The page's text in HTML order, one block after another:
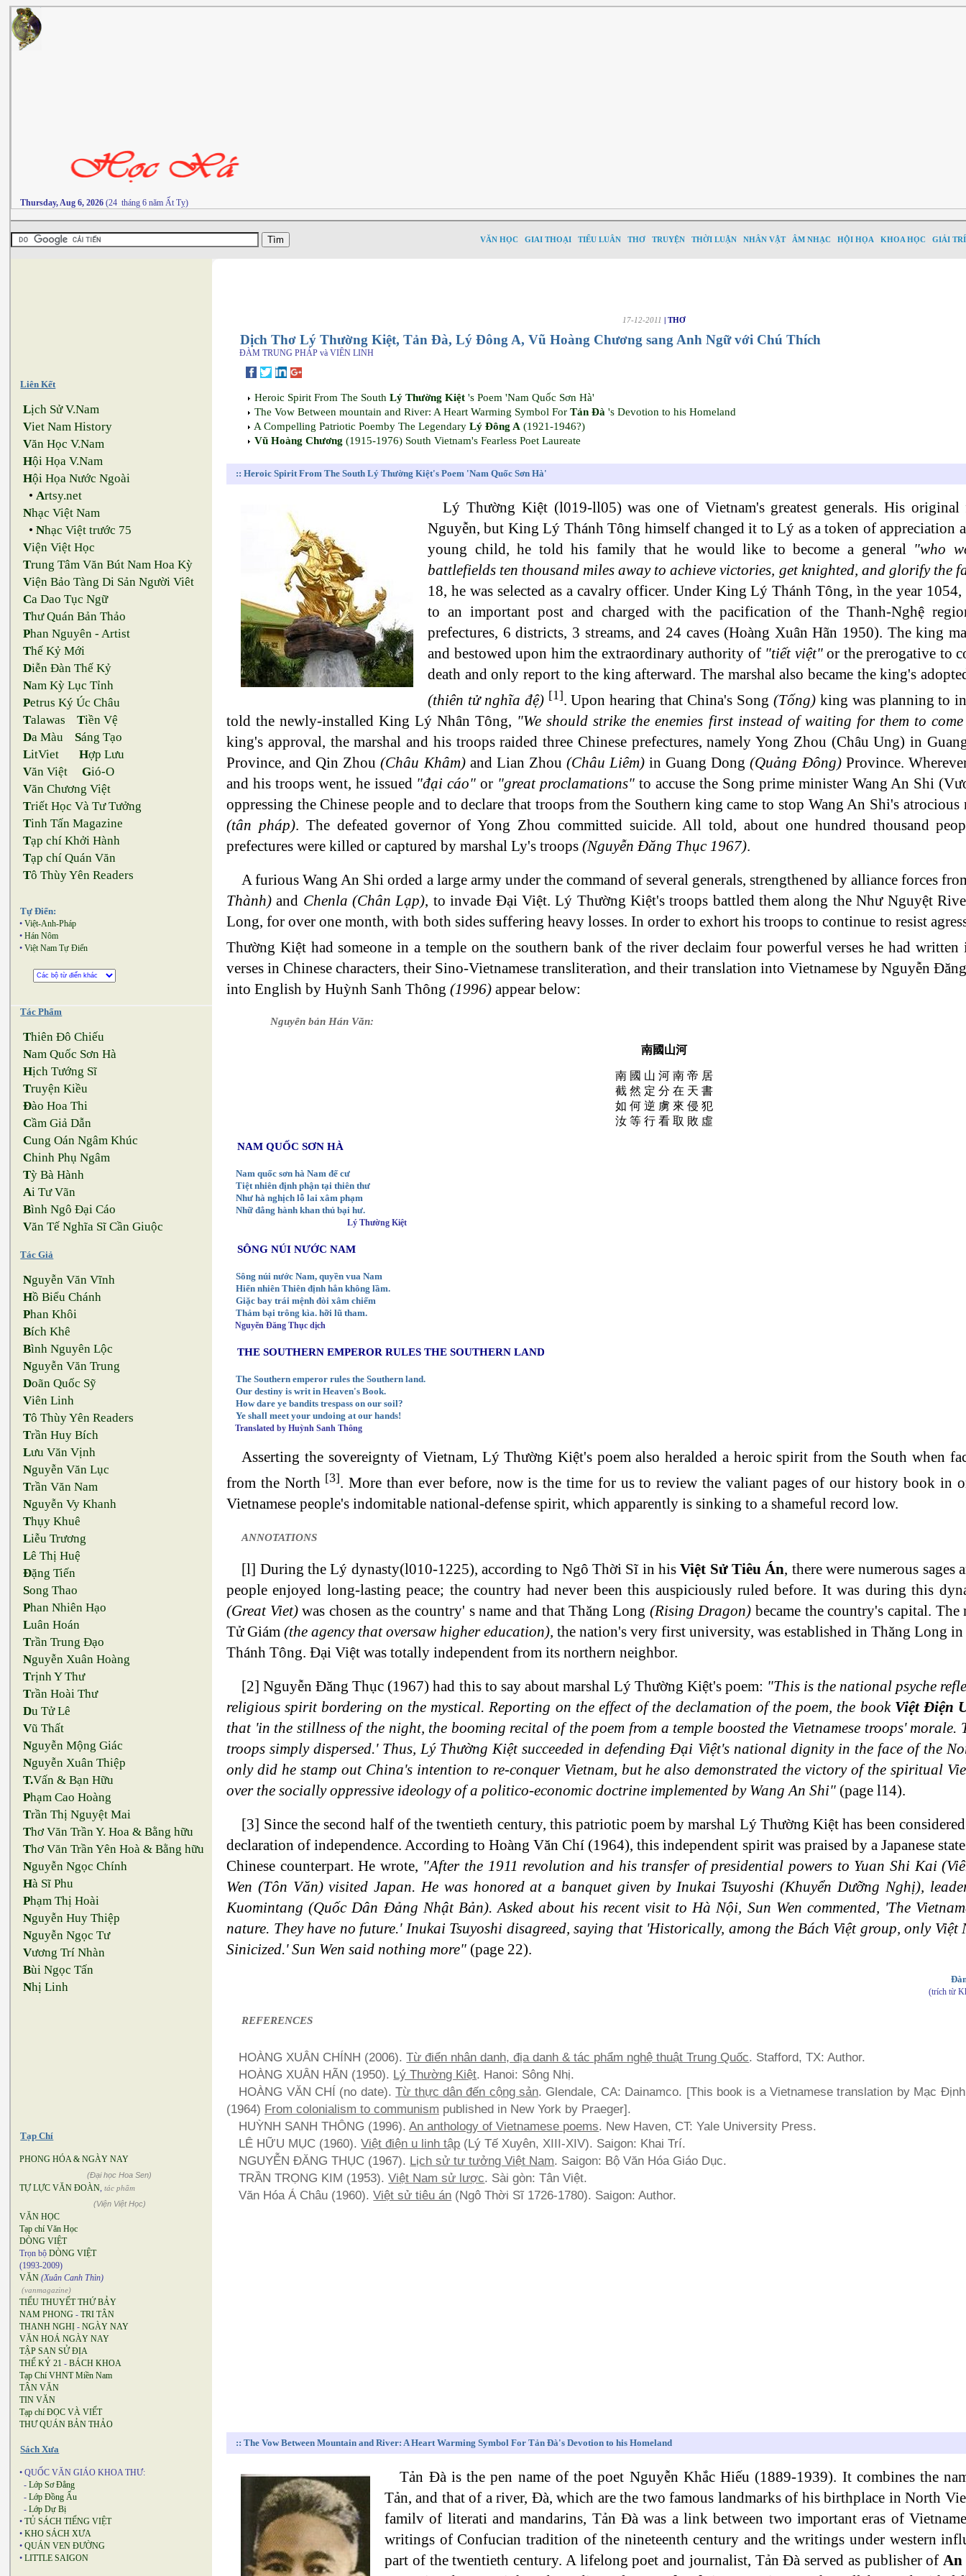
Thursday, Aug 6, 2026 (24 tháng 6 năm Ất Tỵ)
VĂN HỌC GIAI THOẠI TIỂU LUÂN THƠ TRUYỆN THỜI LUẬN NHÂN VẬT ÂM NHẠC HỘI HỌA KHOA HỌC GIẢI TRÍ
Liên Kết
Lịch Sử V.Nam
Viet Nam History
Văn Học V.Nam
Hội Họa V.Nam
Hội Họa Nước Ngoài
•Artsy.net
Nhạc Việt Nam
•Nhạc Việt trước 75
Viện Việt Học
Trung Tâm Văn Bút Nam Hoa Kỳ
Viện Bảo Tàng Di Sản Người Viêt
Ca Dao Tục Ngữ
Thư Quán Bản Thảo
Phan Nguyên - Artist
Thế Kỷ Mới
Diễn Đàn Thế Kỷ
Nam Kỳ Lục Tỉnh
Petrus Ký Úc Châu
Talawas Tiền Vệ
Da Màu Sáng Tạo
LitViet Hợp Lưu
Văn Việt Gió-O
Văn Chương Việt
Triết Học Và Tư Tưởng
Tinh Tấn Magazine
Tạp chí Khởi Hành
Tạp chí Quán Văn
Tô Thùy Yên Readers
Tự Điển:
• Việt-Anh-Pháp
• Hán Nôm
• Việt Nam Tự Điển
Tác Phẩm
Thiên Đô Chiếu
Nam Quốc Sơn Hà
Hịch Tướng Sĩ
Truyện Kiều
Đào Hoa Thi
Cầm Giả Dẫn
Cung Oán Ngâm Khúc
Chinh Phụ Ngâm
Tỳ Bà Hành
Ai Tư Vãn
Bình Ngô Đại Cáo
Văn Tế Nghĩa Sĩ Cần Giuộc
Tác Giả
Nguyễn Văn Vĩnh
Hồ Biểu Chánh
Phan Khôi
Bích Khê
Bình Nguyên Lộc
Nguyễn Văn Trung
Doãn Quốc Sỹ
Viên Linh
Tô Thùy Yên Readers
Trần Huy Bích
Lưu Văn Vịnh
Nguyễn Văn Lục
Trần Văn Nam
Nguyễn Vy Khanh
Thụy Khuê
Liễu Trương
Lê Thị Huệ
Đặng Tiến
Song Thao
Phan Nhiên Hạo
Luân Hoán
Trần Trung Đạo
Nguyễn Xuân Hoàng
Trịnh Y Thư
Trần Hoài Thư
Du Tử Lê
Vũ Thất
Nguyễn Mộng Giác
Nguyễn Xuân Thiệp
T.Vấn & Bạn Hữu
Phạm Cao Hoàng
Trần Thị Nguyệt Mai
Thơ Văn Trần Y. Hoa & Bằng hữu
Thơ Văn Trần Yên Hoà & Bằng hữu
Nguyễn Ngọc Chính
Hà Sĩ Phu
Phạm Thị Hoài
Nguyễn Huy Thiệp
Nguyễn Ngọc Tư
Vương Trí Nhàn
Bùi Ngọc Tấn
Nhị Linh
Tạp Chí
PHONG HÓA & NGÀY NAY
(Đại học Hoa Sen)
TỰ LỰC VĂN ĐOÀN, tác phẩm
(Viện Việt Học)
VĂN HỌC
Tạp chí Văn Học
DÒNG VIỆT
Trọn bộ DÒNG VIỆT
(1993-2009)
VĂN (Xuân Canh Thìn)
(vanmagazine)
TIỂU THUYẾT THỨ BẢY
NAM PHONG - TRI TÂN
THANH NGHỊ - NGÀY NAY
VĂN HOÁ NGÀY NAY
TẬP SAN SỬ ĐỊA
THẾ KỶ 21 - BÁCH KHOA
Tạp Chí VHNT Miền Nam
TÂN VĂN
TIN VĂN
Tạp chí ĐỌC VÀ VIẾT
THƯ QUÁN BẢN THẢO
Sách Xưa
• QUỐC VĂN GIÁO KHOA THƯ:
- Lớp Sơ Đẳng
- Lớp Đồng Ấu
- Lớp Dự Bị
• TỦ SÁCH TIẾNG VIỆT
• KHO SÁCH XƯA
• QUÁN VEN ĐƯỜNG
• LITTLE SAIGON
17-12-2011 | THƠ
Dịch Thơ Lý Thường Kiệt, Tản Đà, Lý Đông A, Vũ Hoàng Chương sang Anh Ngữ với Chú Thích
ĐÀM TRUNG PHÁP và VIÊN LINH
Heroic Spirit From The South Lý Thường Kiệt 's Poem 'Nam Quốc Sơn Hà'
The Vow Between mountain and River: A Heart Warming Symbol For Tản Đà 's Devotion to his Homeland
A Compelling Patriotic Poemby The Legendary Lý Đông A (1921-1946?)
Vũ Hoàng Chương (1915-1976) South Vietnam's Fearless Poet Laureate
:: Heroic Spirit From The South Lý Thường Kiệt's Poem 'Nam Quốc Sơn Hà'
Lý Thường Kiệt (l019-ll05) was one of Vietnam's greatest generals. His original
Nguyễn, but King Lý Thánh Tông himself changed it to Lý as a token of appreciation
young child, he told his family that he would like to become a general "who
battlefields ten thousand miles away to achieve victories, get knighted, and glorify the
18, he was selected as a cavalry officer. Under King Lý Thánh Tông, ìn the year 1054,
to an important post and charged with the pacification of the Thanh-Nghệ
prefectures, 6 districts, 3 streams, and 24 caves (Hoàng Xuân Hãn 1950). The king
and bestowed upon him the extraordinary authority of "tiết việt"or the prerogative to
death and only report to the king afterward. The marshal also became the king's
(thiên tử nghĩa đệ) [1]. Upon hearing that China's Song (Tống)king was planning to
told the newly-installed King Lý Nhân Tông, "We should strike the enemies first instead of waiting for them to
king's approval, the marshal and his troops raided three Chinese prefectures, namely Yong Zhou (Châu Ung) in
Province, and Qin Zhou(Châu Khâm)and Lian Zhou (Châu Liêm) in Guang Dong(Quảng Đông)Province.
and his troops went, he issued "đại cáo" or "great proclamations" to accuse the Song prime minister Wang An Shi
oppressing the Chinese people and to declare that troops from the Southern king came to stop Wang An Shi's
(tân pháp). The defeated governor of Yong Zhou committed suicide. All told, about one hundred thousand
prefectures were killed or captured by marshal Ly's troops (Nguyễn Đăng Thục 1967).
A furious Wang An Shi orded a large army under the command of several generals, strengthened by alliance forces
Thành) and Chenla (Chân Lạp), to invade Đại Việt. Lý Thường Kiệt's troops battled them along the Như Nguyệt
Long, for over one month, with both sides suffering heavy losses. In order to exhort his troops to continue to resist
Thường Kiệt had someone in a temple on the southern bank of the river declaim four powerful verses he had
verses in Chinese characters, their Sino-Vietnamese transliteratìon, and their translation into Vietnamese by Nguyễn
into English by Huỳnh Sanh Thông (1996) appear below:
Nguyên bản Hán Văn:
南國山河
南 國 山 河 南 帝 居
截 然 定 分 在 天 書
如 何 逆 虜 來 侵 犯
汝 等 行 看 取 敗 虛
NAM QUỐC SƠN HÀ
Nam quốc sơn hà Nam đế cư
Tiệt nhiên định phận tại thiên thư
Như hà nghịch lỗ lai xâm phạm
Nhữ đẳng hành khan thủ bại hư.
Lý Thường Kiệt
SÔNG NÚI NƯỚC NAM
Sông núi nước Nam, quyền vua Nam
Hiển nhiên Thiên định hẳn không lầm.
Giặc bay trái mệnh đòi xâm chiếm
Thảm bại trông kìa. hỡi lũ tham.
Nguyẽn Đăng Thục dịch
THE SOUTHERN EMPEROR RULES THE SOUTHERN LAND
The Southern emperor rules the Southern land.
Our destiny is writ in Heaven's Book.
How dare ye bandits trespass on our soil?
Ye shall meet your undoing at our hands!
Translated by Huỳnh Sanh Thông
Asserting the sovereignty of Vietnam, Lý Thường Kiệt's poem also heralded a heroic spirit from the South when
from the North [3]. More than ever before, now is the time for us to review the valiant pages of our history book in
Vietnamese people's indomitable national-defense spirit, which apparently is sinking to a shameful record low.
ANNOTATIONS
[l] During the Lý dynasty(l010-1225), according to Ngô Thời Sĩ in hisViệt Sử Tiêu Án, there were numerous sages
people enjoyed long-lasting peace; the country had never been this auspiciously ruled before. It was during this
(Great Viet)was chosen as the country' s name and that Thăng Long (Rising Dragon) became the country's capital.
Tử Giám (the agency that oversaw higher education), the nation's very first university, was established in Thăng Long
Thánh Tông. Đại Việt was totally independent from its northern neighbor.
[2] Nguyễn Đăng Thục (1967) had this to say about marshal Lý Thường Kiệt's poem: "This is the national psyche
religious spirit bordering on the mystical. Reporting on the effect of the declamation of the poem, the book Việt Điện
that 'in the stillness of the night, the booming recital of the poem from a temple boosted the Vietnamese troops' morale.
troops simply dispersed.' Thus, Lý Thường Kiệt succeeded in defending Đại Việt's national dignity in the face of the
only did he stamp out China's intention to re-conquer Vietnam, but he also demonstrated the victory of the spiritual
over the socially oppressive ideology of a politico-economic doctrine implemented by Wang An Shi" (page l14).
[3] Since the second half of the twentieth century, this patriotic poem by marshal Lý Thường Kiệt has been
declaration of independence. According to Hoàng Văn Chí (1964), this independent spirit was praised by a Japanese
Chinese counterpart. He wrote, "After the 1911 revolution and his transfer of presidential powers to Yuan Shi Kai
Wen (Tôn Văn) visited Japan. He was honored at a banquet given by Inukai Tsuyoshi (Khuyển Dưỡng Nghị),
Kuomintang (Quốc Dân Đảng Nhật Bản). Asked about his recent visit to Hà Nội, Sun Wen commented, 'The
nature. They have no future.' Inukai Tsuyoshi disagreed, saying that 'Historically, among the Bách Việt group, only Việt
Sinicized.' Sun Wen said nothing more" (page 22).
(trích từ
REFERENCES
HOÀNG XUÂN CHÍNH (2006).Từ điển nhân danh, địa danh & tác phẩm nghệ thuật Trung Quốc. Stafford, TX: Author.
HOÀNG XUÂN HÃN (1950). Lý Thường Kiệt. Hanoi: Sông Nhị.
HOÀNG VĂN CHÍ (no date).Từ thực dân đến cộng sản. Glendale, CA: Dainamco. [This book is a Vietnamese translation by Mạc
(1964) From colonialism to communism published in New York by Praeger].
HUỲNH SANH THÔNG (1996).An anthology of Vietnamese poems. New Haven, CT: Yale University Press.
LÊ HỮU MỤC (1960).Việt điện u linh tập (Lý Tế Xuyên, XIII-XIV). Saigon: Khai Trí.
NGUYỄN ĐĂNG THỤC (1967). Lịch sử tư tưởng Việt Nam. Saigon: Bộ Văn Hóa Giáo Dục.
TRẦN TRỌNG KIM (1953).Việt Nam sử lược. Sài gòn: Tân Việt.
Văn Hóa Á Châu (1960).Việt sử tiêu án (Ngô Thời Sĩ 1726-1780). Saigon: Author.
:: The Vow Between Mountain and River: A Heart Warming Symbol For Tản Đà's Devotion to his Homeland
Tản Đà is the pen name of the poet Nguyễn Khắc Hiếu (1889-1939). It combines the
Tản, and that of a river, Đà, which are the two famous landmarks of his birthplace in North
familv of literati and mandarins, Tản Đà was a link between two important eras of
writings of Confucian tradition of the nineteenth century and the writings under western
part of the twentieth century. A lifelong poet and journalist, Tản Đà served as publisher of An